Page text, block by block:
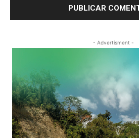
- Advertisment -